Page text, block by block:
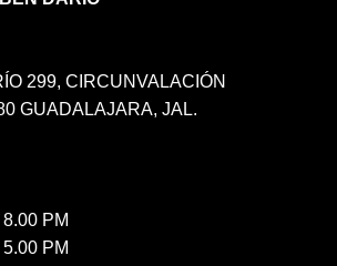
299, CIRCUNVALACIÓN
GUADALAJARA, JAL.
PM
PM